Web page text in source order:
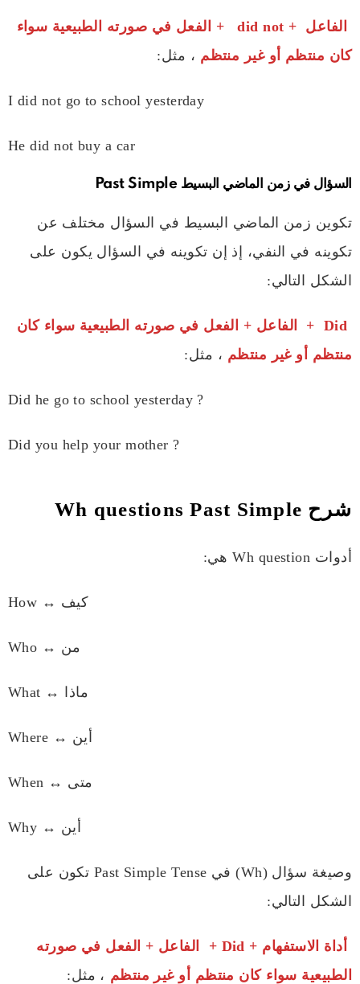
الفاعل + did not + الفعل في صورته الطبيعية سواء
كان منتظم أو غير منتظم ، مثل:
I did not go to school yesterday
He did not buy a car
السؤال في زمن الماضي البسيط Past Simple
تكوين زمن الماضي البسيط في السؤال مختلف عن
تكوينه في النفي، إذ إن تكوينه في السؤال يكون على
الشكل التالي:
Did + الفاعل + الفعل في صورته الطبيعية سواء كان
منتظم أو غير منتظم ، مثل:
Did he go to school yesterday ?
Did you help your mother ?
شرح Wh questions Past Simple
أدوات Wh question هي:
How ↔ كيف
Who ↔ من
What ↔ ماذا
Where ↔ أين
When ↔ متى
Why ↔ أين
وصيغة سؤال (Wh) في Past Simple Tense تكون على
الشكل التالي:
أداة الاستفهام + Did + الفاعل + الفعل في صورته
الطبيعية سواء كان منتظم أو غير منتظم ، مثل: